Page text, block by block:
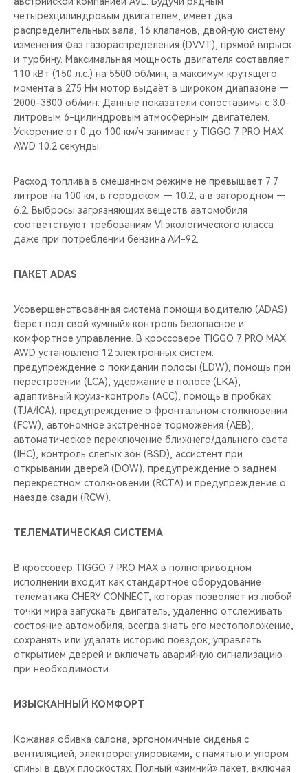
четырехцилиндровым двигателем, имеет два
распределительных вала, 16 клапанов, двойную систему
изменения фаз газораспределения (DVVT), прямой впрыск
и турбину. Максимальная мощность двигателя составляет
110 кВт (150 л.с.) на 5500 об/мин, а максимум крутящего
момента в 275 Нм мотор выдаёт в широком диапазоне —
2000-3800 об/мин. Данные показатели сопоставимы с 3.0-
литровым 6-цилиндровым атмосферным двигателем.
Ускорение от 0 до 100 км/ч занимает у TIGGO 7 PRO MAX
AWD 10.2 секунды.
Расход топлива в смешанном режиме не превышает 7.7
литров на 100 км, в городском — 10.2, а в загородном —
6.2. Выбросы загрязняющих веществ автомобиля
соответствуют требованиям VI экологического класса
даже при потреблении бензина АИ-92.
ПАКЕТ АDAS
Усовершенствованная система помощи водителю (ADAS)
берёт под свой «умный» контроль безопасное и
комфортное управление. В кроссовере TIGGO 7 PRO MAX
AWD установлено 12 электронных систем:
предупреждение о покидании полосы (LDW), помощь при
перестроении (LCA), удержание в полосе (LKA),
адаптивный круиз-контроль (ACC), помощь в пробках
(TJA/ICA), предупреждение о фронтальном столкновении
(FCW), автономное экстренное торможения (AEB),
автоматическое переключение ближнего/дальнего света
(IHC), контроль слепых зон (BSD), ассистент при
открывании дверей (DOW), предупреждение о заднем
перекрестном столкновении (RCTA) и предупреждение о
наезде сзади (RCW).
ТЕЛЕМАТИЧЕСКАЯ СИСТЕМА
В кроссовер TIGGO 7 PRO MAX в полноприводном
исполнении входит как стандартное оборудование
телематика CHERY CONNECT, которая позволяет из любой
точки мира запускать двигатель, удаленно отслеживать
состояние автомобиля, всегда знать его местоположение,
сохранять или удалять историю поездок, управлять
открытием дверей и включать аварийную сигнализацию
при необходимости.
ИЗЫСКАННЫЙ КОМФОРТ
Кожаная обивка салона, эргономичные сиденья с
вентиляцией, электрорегулировками, с памятью и упором
спины в двух плоскостях. Полный «зимний» пакет, включая